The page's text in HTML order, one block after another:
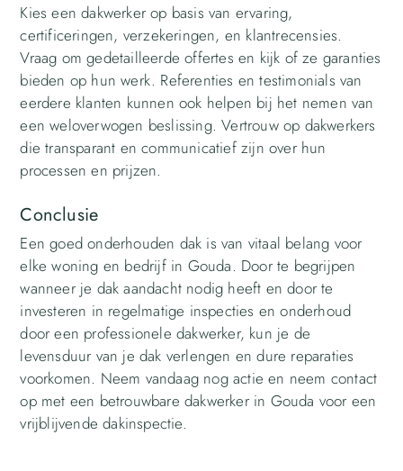
Kies een dakwerker op basis van ervaring,
certificeringen, verzekeringen, en klantrecensies.
Vraag om gedetailleerde offertes en kijk of ze garanties
bieden op hun werk. Referenties en testimonials van
eerdere klanten kunnen ook helpen bij het nemen van
een weloverwogen beslissing. Vertrouw op dakwerkers
die transparant en communicatief zijn over hun
processen en prijzen.
Conclusie
Een goed onderhouden dak is van vitaal belang voor
elke woning en bedrijf in Gouda. Door te begrijpen
wanneer je dak aandacht nodig heeft en door te
investeren in regelmatige inspecties en onderhoud
door een professionele dakwerker, kun je de
levensduur van je dak verlengen en dure reparaties
voorkomen. Neem vandaag nog actie en neem contact
op met een betrouwbare dakwerker in Gouda voor een
vrijblijvende dakinspectie.